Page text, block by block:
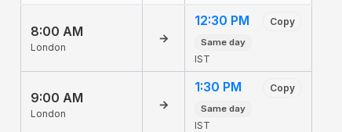
8:00 AM
London
→
12:30 PM Copy
Same day
IST
9:00 AM
London
→
1:30 PM Copy
Same day
IST